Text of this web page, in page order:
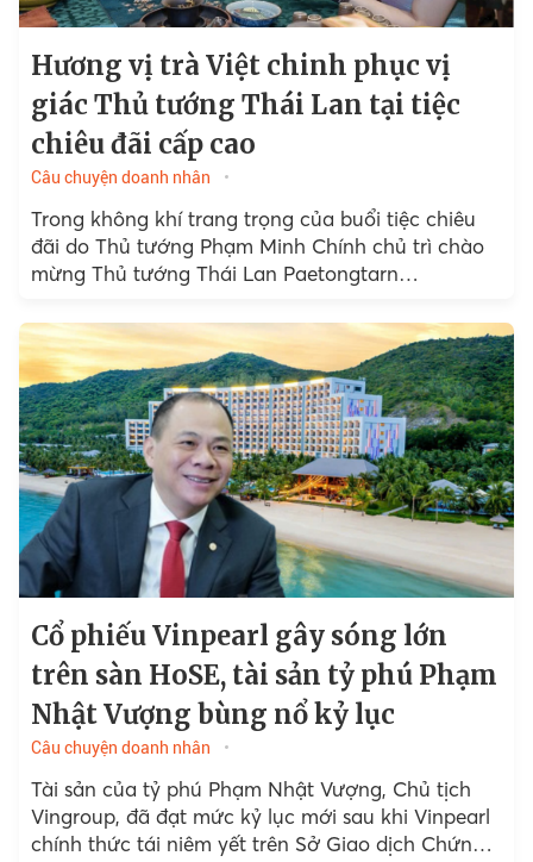
Hương vị trà Việt chinh phục vị
giác Thủ tướng Thái Lan tại tiệc
chiêu đãi cấp cao
Câu chuyện doanh nhân
Trong không khí trang trọng của buổi tiệc chiêu
đãi do Thủ tướng Phạm Minh Chính chủ trì chào
mừng Thủ tướng Thái Lan Paetongtarn
Chính phủ...
Cổ phiếu Vinpearl gây sóng lớn
trên sàn HoSE, tài sản tỷ phú Phạm
Nhật Vượng bùng nổ kỷ lục
Câu chuyện doanh nhân
Tài sản của tỷ phú Phạm Nhật Vượng, Chủ tịch
Vingroup, đã đạt mức kỷ lục mới sau khi Vinpearl
chính thức tái niêm yết trên Sở Giao dịch Chứng